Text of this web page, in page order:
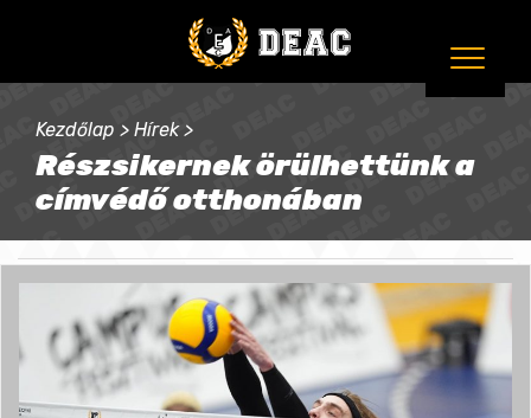
Kezdőlap > Hírek >
Részsikernek örülhettünk a
címvédő otthonában